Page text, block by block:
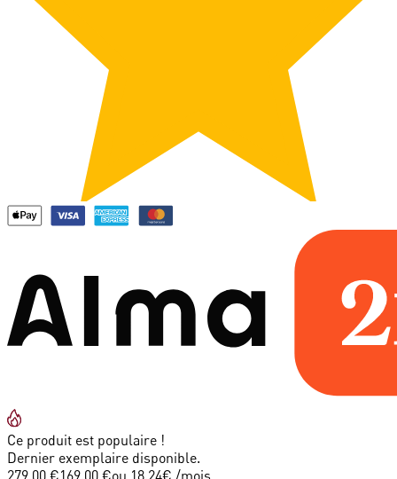
Ce produit est populaire !
Dernier exemplaire disponible.
279.00 €169.00 €ou 18.24€ /mois